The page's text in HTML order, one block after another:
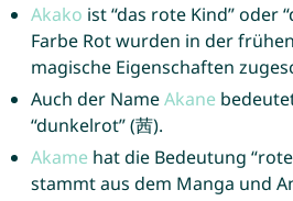
Akako ist “das rote Kind” oder
Farbe Rot wurden in der
magische Eigenschaften
Auch der NameAkane
“dunkelrot” (茜).
Akame hat die Bedeutung
stammt aus dem Manga und